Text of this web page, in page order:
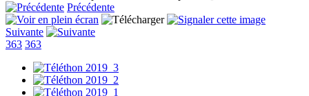
Précédente
Suivante
363 363